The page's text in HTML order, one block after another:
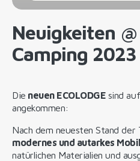
Neuigkeiten
Camping 2023
Die neuen ECOLODGE sind
angekommen:
Nach dem neuesten Stand der
modernes und autarkes
natürlichen Materialien und